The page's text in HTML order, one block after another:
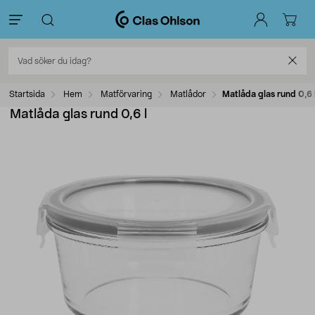
Startsida Hem Matförvaring Matlådor Matlåda glas rund 0,6
Matlåda glas rund 0,6 l